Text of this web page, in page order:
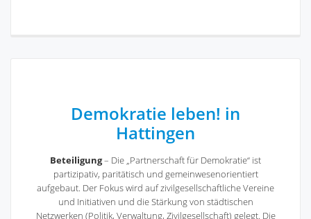
Demokratie leben! in
Hattingen
Beteiligung– Die „Partnerschaft für Demokratie“ ist
partizipativ, paritätisch und gemeinwesenorientiert
aufgebaut. Der Fokus wird auf zivilgesellschaftliche Vereine
und Initiativen und die Stärkung von städtischen
Netzwerken (Politik, Verwaltung, Zivilgesellschaft) gelegt. Die